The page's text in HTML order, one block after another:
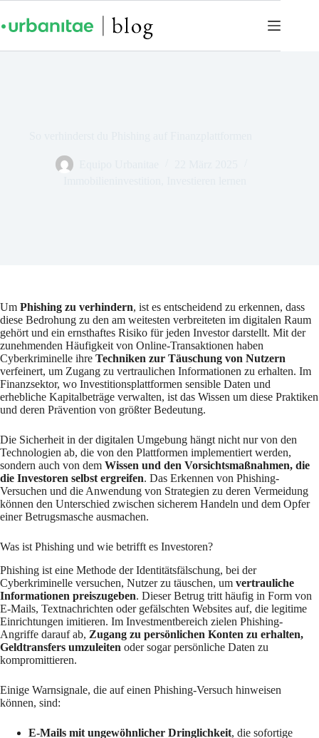
Um Phishing zu verhindern, ist es entscheidend zu erkennen, dass
diese Bedrohung zu den am weitesten verbreiteten im digitalen Raum
gehört und ein ernsthaftes Risiko für jeden Investor darstellt. Mit der
zunehmenden Häufigkeit von Online-Transaktionen haben
Cyberkriminelle ihre Techniken zur Täuschung von Nutzern
verfeinert, um Zugang zu vertraulichen Informationen zu erhalten. Im
Finanzsektor, wo Investitionsplattformen sensible Daten und
erhebliche Kapitalbeträge verwalten, ist das Wissen um diese Praktiken
und deren Prävention von größter Bedeutung.​
Die Sicherheit in der digitalen Umgebung hängt nicht nur von den
Technologien ab, die von den Plattformen implementiert werden,
sondern auch von dem Wissen und den Vorsichtsmaßnahmen, die
die Investoren selbst ergreifen. Das Erkennen von Phishing-
Versuchen und die Anwendung von Strategien zu deren Vermeidung
können den Unterschied zwischen sicherem Handeln und dem Opfer
einer Betrugsmasche ausmachen.​
Was ist Phishing und wie betrifft es Investoren?
Phishing ist eine Methode der Identitätsfälschung, bei der
Cyberkriminelle versuchen, Nutzer zu täuschen, um vertrauliche
Informationen preiszugeben. Dieser Betrug tritt häufig in Form von
E-Mails, Textnachrichten oder gefälschten Websites auf, die legitime
Einrichtungen imitieren. Im Investmentbereich zielen Phishing-
Angriffe darauf ab, Zugang zu persönlichen Konten zu erhalten,
Geldtransfers umzuleiten oder sogar persönliche Daten zu
kompromittieren.​
Einige Warnsignale, die auf einen Phishing-Versuch hinweisen
können, sind:
E-Mails mit ungewöhnlicher Dringlichkeit, die sofortige